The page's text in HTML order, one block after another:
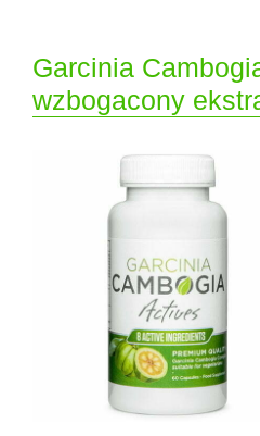
Garcinia
wzbogacony